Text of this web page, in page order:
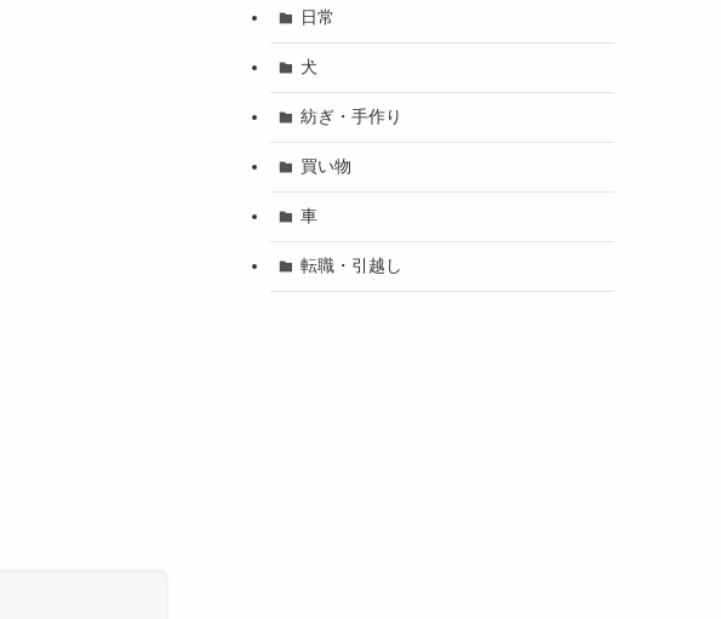
日常
犬
紡ぎ・手作り
買い物
車
転職・引越し